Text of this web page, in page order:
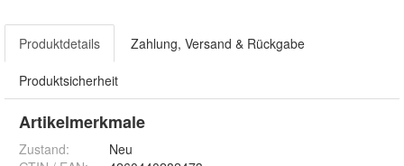
Produktdetails Zahlung, Versand & Rückgabe
Produktsicherheit
Artikelmerkmale
Zustand:
Neu